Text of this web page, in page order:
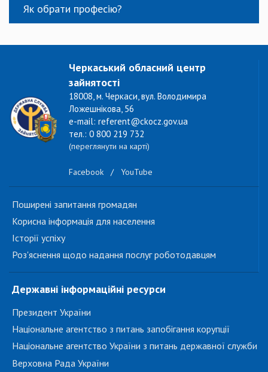
Як обрати професію?
Черкаський обласний центр
зайнятості
18008, м. Черкаси, вул. Володимира
Ложешнікова, 56
e-mail: referent@ckocz.gov.ua
тел.: 0 800 219 732
(переглянути на карті)
Facebook / YouTube
Поширені запитання громадян
Корисна інформація для населення
Історії успіху
Роз'яснення щодо надання послуг роботодавцям
Державні інформаційні ресурси
Президент України
Національне агентство з питань запобігання корупції
Національне агентство України з питань державної служби
Верховна Рада України